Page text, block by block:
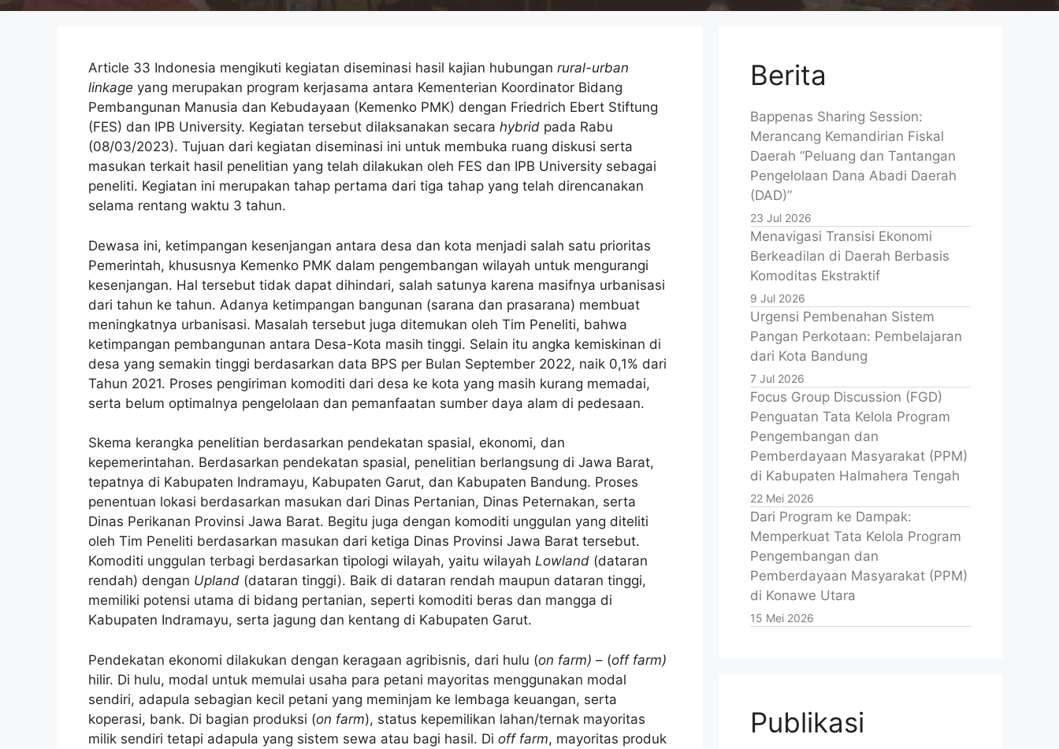
Article 33 Indonesia mengikuti kegiatan diseminasi hasil kajian hubungan rural-urban
linkage yang merupakan program kerjasama antara Kementerian Koordinator Bidang
Pembangunan Manusia dan Kebudayaan (Kemenko PMK) dengan Friedrich Ebert Stiftung
(FES) dan IPB University. Kegiatan tersebut dilaksanakan secara hybrid pada Rabu
(08/03/2023). Tujuan dari kegiatan diseminasi ini untuk membuka ruang diskusi serta
masukan terkait hasil penelitian yang telah dilakukan oleh FES dan IPB University sebagai
peneliti. Kegiatan ini merupakan tahap pertama dari tiga tahap yang telah direncanakan
selama rentang waktu 3 tahun.
Dewasa ini, ketimpangan kesenjangan antara desa dan kota menjadi salah satu prioritas
Pemerintah, khususnya Kemenko PMK dalam pengembangan wilayah untuk mengurangi
kesenjangan. Hal tersebut tidak dapat dihindari, salah satunya karena masifnya urbanisasi
dari tahun ke tahun. Adanya ketimpangan bangunan (sarana dan prasarana) membuat
meningkatnya urbanisasi. Masalah tersebut juga ditemukan oleh Tim Peneliti, bahwa
ketimpangan pembangunan antara Desa-Kota masih tinggi. Selain itu angka kemiskinan di
desa yang semakin tinggi berdasarkan data BPS per Bulan September 2022, naik 0,1% dari
Tahun 2021. Proses pengiriman komoditi dari desa ke kota yang masih kurang memadai,
serta belum optimalnya pengelolaan dan pemanfaatan sumber daya alam di pedesaan.
Skema kerangka penelitian berdasarkan pendekatan spasial, ekonomi, dan
kepemerintahan. Berdasarkan pendekatan spasial, penelitian berlangsung di Jawa Barat,
tepatnya di Kabupaten Indramayu, Kabupaten Garut, dan Kabupaten Bandung. Proses
penentuan lokasi berdasarkan masukan dari Dinas Pertanian, Dinas Peternakan, serta
Dinas Perikanan Provinsi Jawa Barat. Begitu juga dengan komoditi unggulan yang diteliti
oleh Tim Peneliti berdasarkan masukan dari ketiga Dinas Provinsi Jawa Barat tersebut.
Komoditi unggulan terbagi berdasarkan tipologi wilayah, yaitu wilayah Lowland (dataran
rendah) dengan Upland (dataran tinggi). Baik di dataran rendah maupun dataran tinggi,
memiliki potensi utama di bidang pertanian, seperti komoditi beras dan mangga di
Kabupaten Indramayu, serta jagung dan kentang di Kabupaten Garut.
Pendekatan ekonomi dilakukan dengan keragaan agribisnis, dari hulu (on farm) – (off farm)
hilir. Di hulu, modal untuk memulai usaha para petani mayoritas menggunakan modal
sendiri, adapula sebagian kecil petani yang meminjam ke lembaga keuangan, serta
koperasi, bank. Di bagian produksi (on farm), status kepemilikan lahan/ternak mayoritas
milik sendiri tetapi adapula yang sistem sewa atau bagi hasil. Di off farm, mayoritas produk
Berita
Bappenas Sharing Session:
Merancang Kemandirian Fiskal
Daerah “Peluang dan Tantangan
Pengelolaan Dana Abadi Daerah
(DAD)”
23 Jul 2026
Menavigasi Transisi Ekonomi
Berkeadilan di Daerah Berbasis
Komoditas Ekstraktif
9 Jul 2026
Urgensi Pembenahan Sistem
Pangan Perkotaan: Pembelajaran
dari Kota Bandung
7 Jul 2026
Focus Group Discussion (FGD)
Penguatan Tata Kelola Program
Pengembangan dan
Pemberdayaan Masyarakat (PPM)
di Kabupaten Halmahera Tengah
22 Mei 2026
Dari Program ke Dampak:
Memperkuat Tata Kelola Program
Pengembangan dan
Pemberdayaan Masyarakat (PPM)
di Konawe Utara
15 Mei 2026
Publikasi